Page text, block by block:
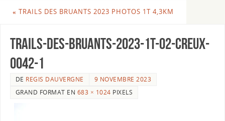
« TRAILS DES BRUANTS 2023 PHOTOS 1T 4,3KM
Trails-des-Bruants-2023-1T-02-Creux-
0042-1
DE REGIS DAUVERGNE
9 NOVEMBRE 2023
GRAND FORMAT EN 683 × 1024 PIXELS